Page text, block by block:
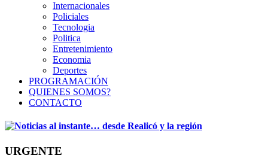
Internacionales
Policiales
Tecnologia
Politica
Entretenimiento
Economia
Deportes
PROGRAMACIÓN
QUIENES SOMOS?
CONTACTO
URGENTE